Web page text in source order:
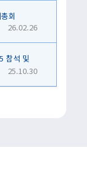
회
26.02.26
참석 및
25.10.30